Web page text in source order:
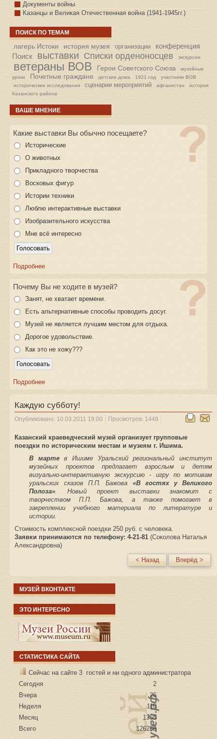
Документы войны
Казанцы и Великая Отечественная война (1941-1945гг.)
ПОИСК ПО ТЕМАМ
лагерь Истоки история музея организации
конференция
Поиск
выставки Списки орденоносцев экскурсии
ветераны ВОВ Герои Советского Союза
музейные
уроки
Почетные граждане детские дома 1921 год
участники ВОВ
исторические исследования
сценарии мероприятий афганистан
история
Казанского района
ВАШЕ МНЕНИЕ
Какие выставки Вы обычно посещаете?
Исторические
О животных
Прикладного творчества
Восковых фигур
Истории техники
Люблю интерактивные выставки
Изобразительного искусства
Мне всё интересно
Подробнее
Почему Вы не ходите в музей?
Занят, не хватает времени.
Есть альтернативные способы проводить досуг.
Музей не является лучшим местом для отдыха.
Дорогое удовольствие.
Как это не хожу???
Подробнее
Каждую субботу!
Опубликовано: 10.03.2011 19:00 Просмотров: 1448
Казанский краеведческий музей организует групповые
поездки по историческим местам и музеям г. Ишима.
В мартев Ишиме Уральский региональный институт
музейных проектов предлагает взрослым и детям
визуально-интерактивную экскурсию - игру по мотивам
уральских сказов П.П. Бажова «В гостях у Великого
Полоза». Новый проект выставки знакомит с
творчеством П.П. Бажова, а также помогает в
закреплении учебного материала по литературе и
истории.
Стоимость комплексной поездки 250 руб. с человека.
Заявки принимаются по телефону: 4-21-81 (Соколова Наталья
Александровна)
< Назад
Вперёд >
МУЗЕЙ ВКОНТАКТЕ
ЭТО ИНТЕРЕСНО
СТАТИСТИКА САЙТА
Сейчас на сайте 3 гостей и ни одного администратора
Сегодня
2
Вчера
26
Неделя
110
Месяц
1365
Всего
126259